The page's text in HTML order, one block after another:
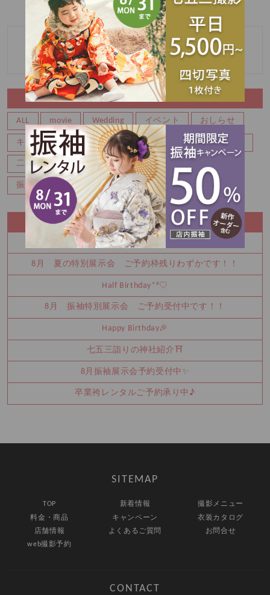
« マタニティDay お誕生日 »
CATEGORY
ALL movie Wedding イベント おしらせ
キャンペーン バースデー マタニティ 七五三
二分の一成人式 写真 成人式前撮り
振袖レンタル 百日 記念写真
RECENT ENTRY
夏休み中にお振袖決めてみませんか
8月 夏の特別展示会 ご予約枠残りわずかです！！
Half Birthday‪‪*°♡
8月 振袖特別展示会 ご予約受付中です！！
Happy Birthday🎉
七五三詣りの神社紹介⛩️
8月振袖展示会予約受付中✨
卒業袴レンタルご予約承り中♪
SITEMAP
TOP 新着情報
撮影メニュー
料金・商品
キャンペーン
衣装カタログ
店舗情報
よくあるご質問
お問合せ
web撮影予約
CONTACT